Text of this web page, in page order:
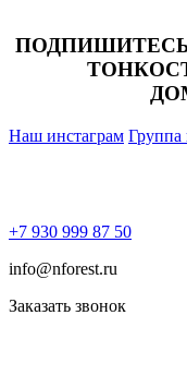
Наш инстаграм Группа
+7 930 999 87 50
info@nforest.ru
Заказать звонок